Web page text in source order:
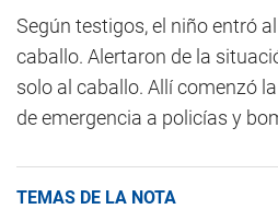
Según testigos, el niño entró
caballo. Alertaron de la
solo al caballo. Allí comenzó
de emergencia a policías y
TEMAS DE LA NOTA